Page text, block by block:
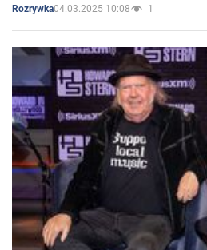
Rozrywka04.03.2025 10:08 1